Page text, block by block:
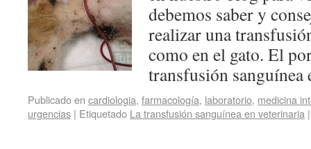
debemos saber y
realizar una
como en el gato. El
transfusión
Publicado en cardiologia, farmacología, laboratorio, medicina
urgencias | Etiquetado La transfusión sanguínea en veterinaria |